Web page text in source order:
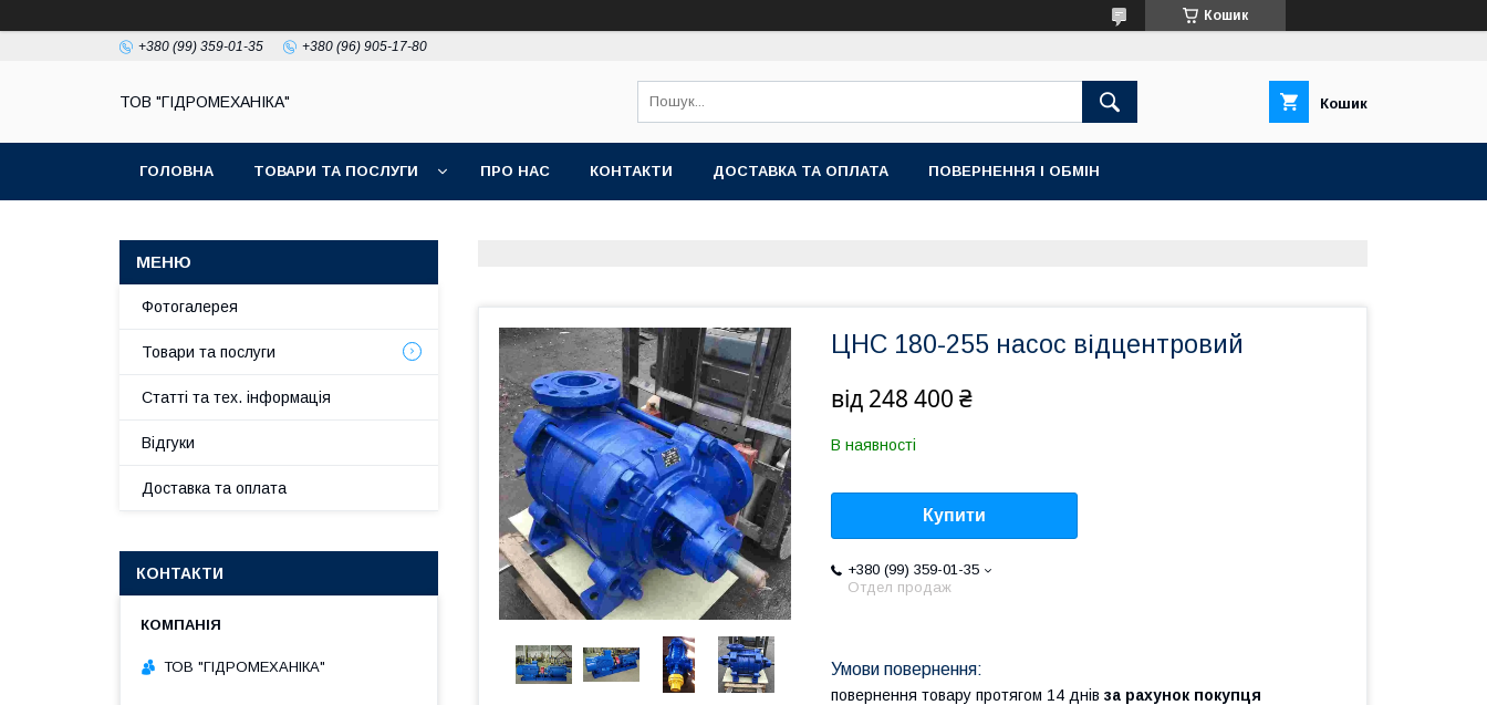
Кошик
+380 (99) 359-01-35 +380 (96) 905-17-80
ТОВ "ГІДРОМЕХАНІКА" Кошик
ГОЛОВНА ТОВАРИ ТА ПОСЛУГИ ПРО НАС КОНТАКТИ ДОСТАВКА ТА ОПЛАТА ПОВЕРНЕННЯ І ОБМІН
ЦНС 180-255 насос відцентровий
від 248 400 ₴
В наявності
Купити
+380 (99) 359-01-35
Отдел продаж
повернення товару протягом 14 днів за рахунок покупця
Фотогалерея
Товари та послуги
Статті та тех. інформація
Відгуки
Доставка та оплата
КОНТАКТИ
ТОВ "ГІДРОМЕХАНІКА"